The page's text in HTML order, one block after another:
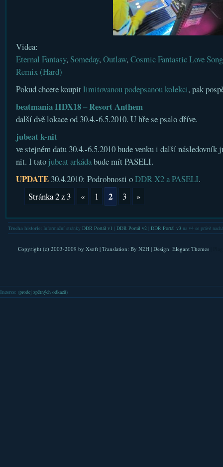
Videa:
Eternal Fantasy, Someday,Outlaw,Cosmic Fantastic Love Song
Remix (Hard)
Pokud chcete koupit limitovanou podepsanou kolekci, pak
beatmania IIDX18 – Resort Anthem
další dvě lokace od 30.4.-6.5.2010. U hře se psalo dříve.
jubeat k-nit
ve stejném datu 30.4.-6.5.2010 bude venku i další následovník
nit. I tato jubeat arkádabude mít PASELI.
UPDATE 30.4.2010: Podrobnosti oDDR X2 a PASELI.
Stránka 2 z 3
« 1 2 3 »
Trocha historie: Informační stránky DDR Portál v1 DDR Portál v2| DDR Portál v3na v4 se právě
Copyright (c) 2003-2009 by Xsoft| Translation: By N2H| Design: Elegant Themes
Inzerce: (prodej zpětných odkazů )